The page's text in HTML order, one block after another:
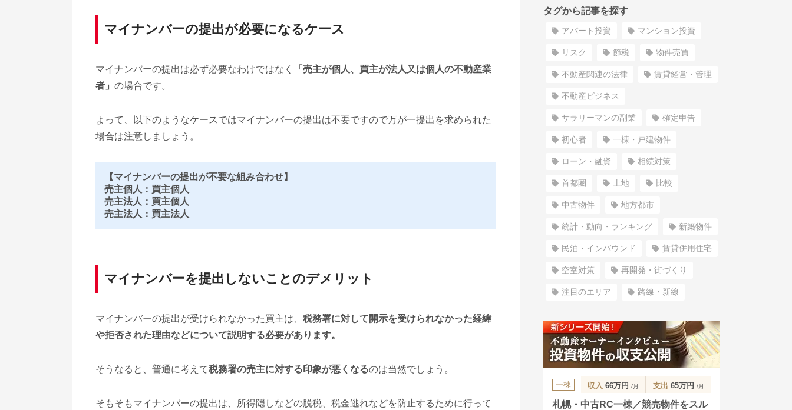
マイナンバーの提出が必要になるケース
マイナンバーの提出は必ず必要なわけではなく
「売主が個人、買主が法人又は個人の不動産業
者」 の場合です。
よって、以下のようなケースではマイナンバーの提出は不要ですので万が一提出を求められた
場合は注意しましょう。
【マイナンバーの提出が不要な組み合わせ】
売主個人：買主個人
売主法人：買主個人
売主法人：買主法人
マイナンバーを提出しないことのデメリット
マイナンバーの提出が受けられなかった買主は、 税務署に対して開示を受けられなかった経緯
や拒否された理由などについて説明する必要があります。
そうなると、普通に考えて税務署の売主に対する印象が悪くなるのは当然でしょう。
そもそもマイナンバーの提出は、所得隠しなどの脱税、税金逃れなどを防止するために行って
タグから記事を探す
アパート投資 マンション投資
リスク 節税 物件売買
不動産関連の法律 賃貸経営・管理
不動産ビジネス
サラリーマンの副業 確定申告
初心者 一棟・戸建物件
ローン・融資 相続対策
首都圏 土地 比較
中古物件 地方都市
統計・動向・ランキング 新築物件
民泊・インバウンド 賃貸併用住宅
空室対策 再開発・街づくり
注目のエリア 路線・新線
一棟 収入 66万円 /月 支出 65万円 /月
札幌・中古RC一棟／競売物件をスル